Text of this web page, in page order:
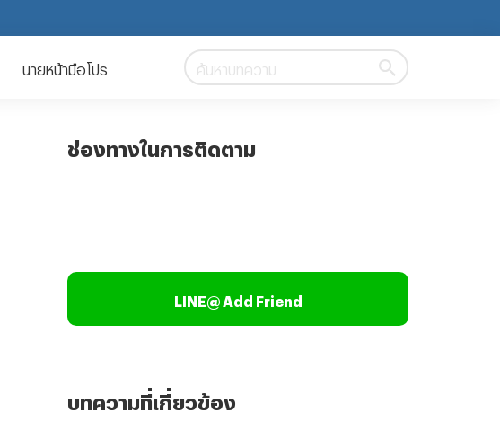
นายหน้ามือโปร ค้นหาบทความ
ช่องทางในการติดตาม
LINE@ Add Friend
บทความที่เกี่ยวข้อง